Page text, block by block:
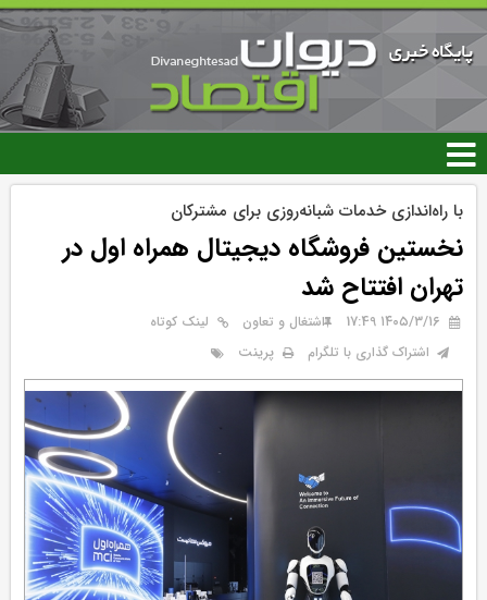
رفتن
محتوای
اصلی
با راه‌اندازی خدمات شبانه‌روزی برای مشترکان
نخستین فروشگاه دیجیتال همراه اول در
تهران افتتاح شد
۱۴۰۵/۳/۱۶ 17:49 اشتغال و تعاون
لینک کوتاه
اشتراک گذاری با تلگرام
پرینت